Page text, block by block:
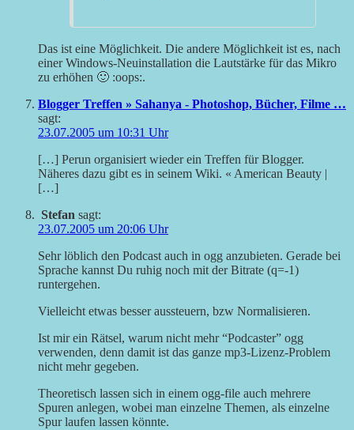
Das ist eine Möglichkeit. Die andere Möglichkeit ist es, nach
einer Windows-Neuinstallation die Lautstärke für das Mikro
zu erhöhen 🙂 :oops:.
Blogger Treffen » Sahanya - Photoshop, Bücher, Filme …
sagt:
23.07.2005 um 10:31 Uhr
[…] Perun organisiert wieder ein Treffen für Blogger.
Näheres dazu gibt es in seinem Wiki. « American Beauty |
[…]
Stefan sagt:
23.07.2005 um 20:06 Uhr
Sehr löblich den Podcast auch in ogg anzubieten. Gerade bei
Sprache kannst Du ruhig noch mit der Bitrate (q=-1)
runtergehen.
Vielleicht etwas besser aussteuern, bzw Normalisieren.
Ist mir ein Rätsel, warum nicht mehr “Podcaster” ogg
verwenden, denn damit ist das ganze mp3-Lizenz-Problem
nicht mehr gegeben.
Theoretisch lassen sich in einem ogg-file auch mehrere
Spuren anlegen, wobei man einzelne Themen, als einzelne
Spur laufen lassen könnte.